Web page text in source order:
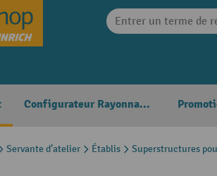
navigation
Configurateur Rayonnages
Servante d’atelier Établis Superstructures